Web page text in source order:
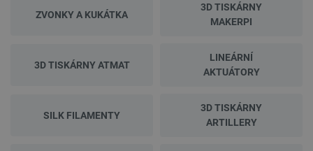
ZVONKY A KUKÁTKA
3D TISKÁRNY
MAKERPI
3D TISKÁRNY ATMAT
LINEÁRNÍ
AKTUÁTORY
SILK FILAMENTY
3D TISKÁRNY
ARTILLERY